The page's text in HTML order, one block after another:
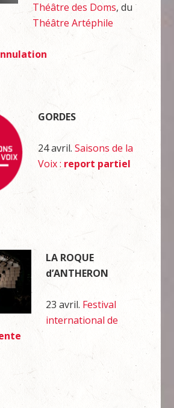
Théâtre des Doms, du
Théâtre Artéphile
GORDES
24 avril.Saisons de la
Voix : report partiel
LA ROQUE
d’ANTHERON
23 avril. Festival
international de